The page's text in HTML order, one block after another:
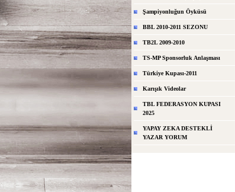
Şampiyonluğun Öyküsü
BBL 2010-2011 SEZONU
TB2L 2009-2010
TS-MP Sponsorluk Anlaşması
Türkiye Kupası-2011
Karışık Videolar
TBL FEDERASYON KUPASI
2025
YAPAY ZEKA DESTEKLİ
YAZAR YORUM